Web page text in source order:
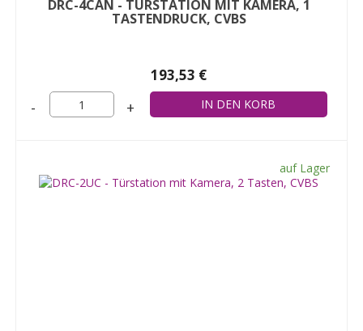
DRC-4CAN - TÜRSTATION MIT KAMERA, 1
TASTENDRUCK, CVBS
193,53 €
- +
auf Lager